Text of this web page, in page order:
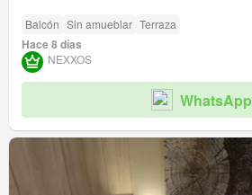
Balcón Sin amueblar Terraza
Hace 8 días
NEXXOS
WhatsApp